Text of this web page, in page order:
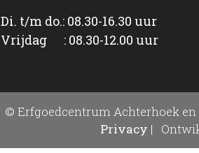
Di. t/m do.: 08.30-16.30 uur
Vrijdag : 08.30-12.00 uur
© Erfgoedcentrum Achterhoek en
Privacy |